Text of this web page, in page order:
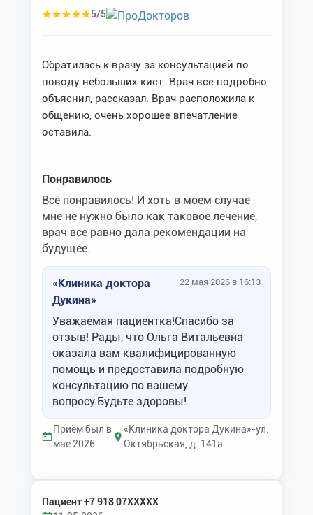
★★★★★5/5
Обратилась к врачу за консультацией по
поводу небольших кист. Врач все подробно
объяснил, рассказал. Врач расположила к
общению, очень хорошее впечатление
оставила.
Понравилось
Всё понравилось! И хоть в моем случае
мне не нужно было как таковое лечение,
врач все равно дала рекомендации на
будущее.
«Клиника доктора
Дукина»
22 мая 2026 в 16:13
Уважаемая пациентка!Спасибо за
отзыв! Рады, что Ольга Витальевна
оказала вам квалифицированную
помощь и предоставила подробную
консультацию по вашему
вопросу.Будьте здоровы!
Приём был в
мае 2026
«Клиника доктора Дукина»-ул.
Октябрьская, д. 141а
Пациент +7 918 07XXXXX